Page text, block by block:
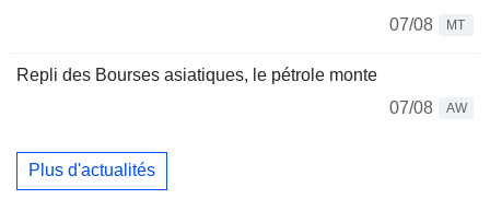
07/08
MT
Repli des Bourses asiatiques, le pétrole monte
07/08
AW
Plus d'actualités